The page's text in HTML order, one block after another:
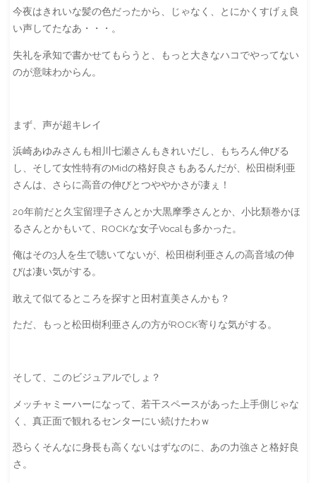
今夜はきれいな髪の色だったから、じゃなく、とにかくすげぇ良
い声してたなあ・・・。
失礼を承知で書かせてもらうと、もっと大きなハコでやってない
のが意味わからん。
まず、声が超キレイ
浜崎あゆみさんも相川七瀬さんもきれいだし、もちろん伸びる
し、そして女性特有のMidの格好良さもあるんだが、松田樹利亜
さんは、さらに高音の伸びとつややかさが凄ぇ！
20年前だと久宝留理子さんとか大黒摩季さんとか、小比類巻かほ
るさんとかもいて、ROCKな女子Vocalも多かった。
俺はその3人を生で聴いてないが、松田樹利亜さんの高音域の伸
びは凄い気がする。
敢えて似てるところを探すと田村直美さんかも？
ただ、もっと松田樹利亜さんの方がROCK寄りな気がする。
そして、このビジュアルでしょ？
メッチャミーハーになって、若干スペースがあった上手側じゃな
く、真正面で観れるセンターにい続けたわｗ
恐らくそんなに身長も高くないはずなのに、あの力強さと格好良
さ。